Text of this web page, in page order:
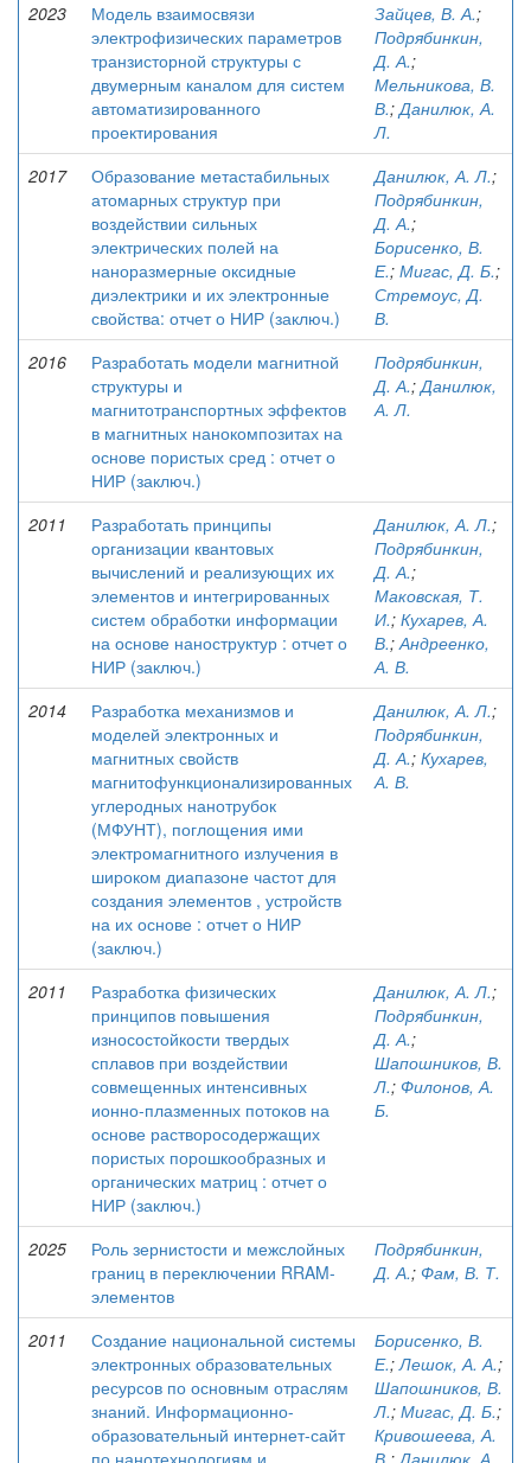
2023
Модель взаимосвязи
электрофизических параметров
транзисторной структуры с
двумерным каналом для систем
автоматизированного
проектирования
Зайцев, В. А.;
Подрябинкин,
Д. А.;
Мельникова, В.
В.;Данилюк, А.
Л.
2017
Образование метастабильных
атомарных структур при
воздействии сильных
электрических полей на
наноразмерные оксидные
диэлектрики и их электронные
свойства: отчет о НИР (заключ.)
Данилюк, А. Л.;
Подрябинкин,
Д. А.;
Борисенко, В.
Е.; Мигас, Д. Б.;
Стремоус, Д.
В.
2016
Разработать модели магнитной
структуры и
магнитотранспортных эффектов
в магнитных нанокомпозитах на
основе пористых сред : отчет о
НИР (заключ.)
Подрябинкин,
Д. А.;Данилюк,
А. Л.
2011
Разработать принципы
организации квантовых
вычислений и реализующих их
элементов и интегрированных
систем обработки информации
на основе наноструктур : отчет о
НИР (заключ.)
Данилюк, А. Л.;
Подрябинкин,
Д. А.;
Маковская, Т.
И.; Кухарев, А.
В.;Андреенко,
А. В.
2014
Разработка механизмов и
моделей электронных и
магнитных свойств
магнитофункционализированных
углеродных нанотрубок
(МФУНТ), поглощения ими
электромагнитного излучения в
широком диапазоне частот для
создания элементов , устройств
на их основе : отчет о НИР
(заключ.)
Данилюк, А. Л.;
Подрябинкин,
Д. А.; Кухарев,
А. В.
2011
Разработка физических
принципов повышения
износостойкости твердых
сплавов при воздействии
совмещенных интенсивных
ионно-плазменных потоков на
основе растворосодержащих
пористых порошкообразных и
органических матриц : отчет о
НИР (заключ.)
Данилюк, А. Л.;
Подрябинкин,
Д. А.;
Шапошников, В.
Л.; Филонов, А.
Б.
2025
Роль зернистости и межслойных
границ в переключении RRAM-
элементов
Подрябинкин,
Д. А.; Фам, В. Т.
2011
Создание национальной системы
электронных образовательных
ресурсов по основным отраслям
знаний. Информационно-
образовательный интернет-сайт
по нанотехнологиям и
Борисенко, В.
Е.;Лешок, А. А.;
Шапошников, В.
Л.; Мигас, Д. Б.;
Кривошеева, А.
В. ; Данилюк, А.